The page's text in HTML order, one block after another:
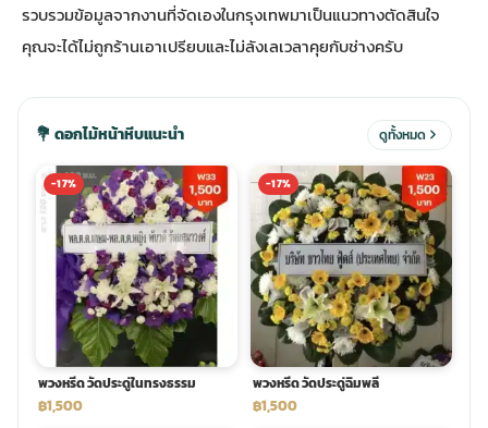
ดอกไม้งานศพ ส่งด่วน
ดอกไม้งานศพ ปากคลองตลาด
ร้านดอกไม้งานศพ ใกล้ฉัน
ดอกไม้งานศพ ราคาถูก
จัดดอกไม้งานศพ ราคา
พวงหรีดดอกไม้สด
สั่งพวงหรีด ออนไลน์
ส่งพวงหรีด ด่วน กรุงเทพ
ร้านพวงหรีด กรุงเทพ ส่งฟรี
พวงหรีด ปากคลองตลาด ราคา
ม้หน้าเมรุ
มรุ ออนไลน์
มรุ ส่งด่วน
น้าเมรุ กรุงเทพ
รวบรวมข้อมูลจากงานที่จัดเองในกรุงเทพมาเป็นแนวทางตัดสินใจ
คุณจะได้ไม่ถูกร้านเอาเปรียบและไม่ลังเลเวลาคุยกับช่างครับ
💐 ดอกไม้หน้าหีบแนะนำ ดูทั้งหมด
-17%
พวงหรีด วัดประดู่ในทรงธรรม
฿1,500
-17%
พวงหรีด วัดประดู่ฉิมพลี
฿1,500